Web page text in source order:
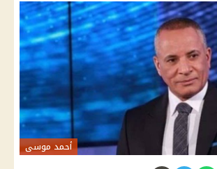
أحمد موسى